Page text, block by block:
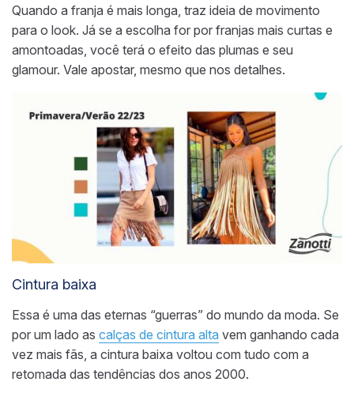
Quando a franja é mais longa, traz ideia de movimento
para o look. Já se a escolha for por franjas mais curtas e
amontoadas, você terá o efeito das plumas e seu
glamour. Vale apostar, mesmo que nos detalhes.
Cintura baixa
Essa é uma das eternas “guerras” do mundo da moda. Se
por um lado as calças de cintura alta vem ganhando cada
vez mais fãs, a cintura baixa voltou com tudo com a
retomada das tendências dos anos 2000.